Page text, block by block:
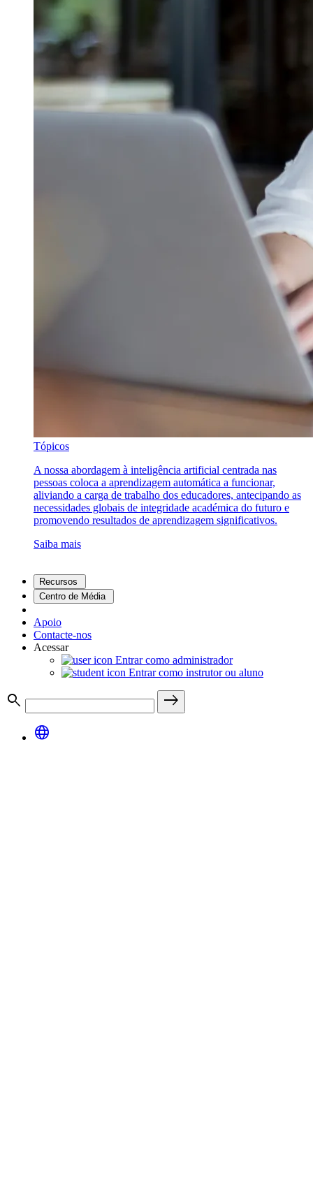
Tópicos
A nossa abordagem à inteligência artificial centrada nas
pessoas coloca a aprendizagem automática a funcionar,
aliviando a carga de trabalho dos educadores, antecipando as
necessidades globais de integridade académica do futuro e
promovendo resultados de aprendizagem significativos.
Saiba mais
Recursos
Centro de Média
Apoio
Contacte-nos
Acessar
Entrar como administrador
Entrar como instrutor ou aluno
search
east
language